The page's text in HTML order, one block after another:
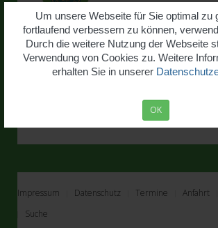
Um unsere Webseite für Sie optimal zu
fortlaufend verbessern zu können,
Durch die weitere Nutzung der Webseite
Verwendung von Cookies zu. Weitere
erhalten Sie in unserer
OK
www.facebook.com/
id=100009513013047
Impressum Datenschutz Termine Anfahrt
Suche